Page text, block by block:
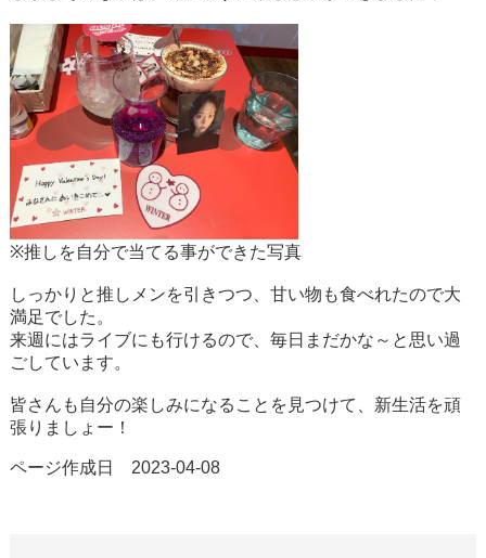
※推しを自分で当てる事ができた写真
しっかりと推しメンを引きつつ、甘い物も食べれたので大
満足でした。
来週にはライブにも行けるので、毎日まだかな～と思い過
ごしています。
皆さんも自分の楽しみになることを見つけて、新生活を頑
張りましょー！
ページ作成日 2023-04-08